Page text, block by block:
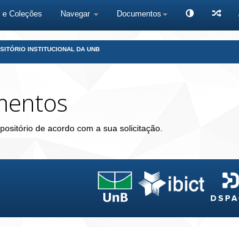
e Coleções Navegar Documentos
INSTITUCIONAL DA UNB
de acordo com a sua solicitação.